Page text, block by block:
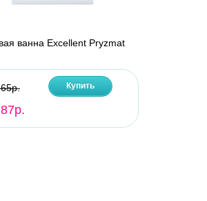
ванна Excellent Pryzmat
Купить